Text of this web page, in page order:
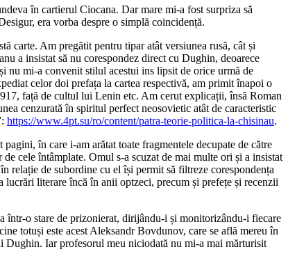
în cartierul Ciocana. Dar mare mi-a fost surpriza să
era vorba despre o simplă coincidență.
carte. Am pregătit pentru tipar atât versiunea rusă, cât și
a insistat să nu corespondez direct cu Dughin, deoarece
nu mi-a convenit stilul acestui ins lipsit de orice urmă de
celor doi prefața la cartea respectivă, am primit înapoi o
față de cultul lui Lenin etc. Am cerut explicații, însă Roman
cenzurată în spiritul perfect neosovietic atât de caracteristic
https://www.4pt.su/ro/content/patra-teorie-politica-la-chisinau.
în care i-am arătat toate fragmentele decupate de către
cele întâmplate. Omul s-a scuzat de mai multe ori și a insistat
relație de subordine cu el își permit să filtreze corespondența
lucrări literare încă în anii optzeci, precum și prefețe și recenzii
într-o stare de prizonierat, dirijându-i și monitorizându-i fiecare
totuși este acest Aleksandr Bovdunov, care se află mereu în
Dughin. Iar profesorul meu niciodată nu mi-a mai mărturisit